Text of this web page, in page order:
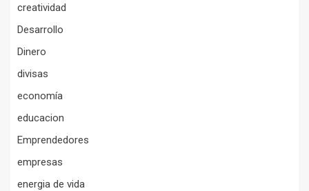
creatividad
Desarrollo
Dinero
divisas
economía
educacion
Emprendedores
empresas
energia de vida